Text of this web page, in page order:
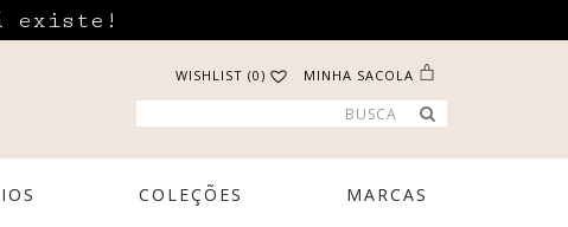
existe!
WISHLIST (0) MINHA SACOLA
COLEÇÕES MARCAS